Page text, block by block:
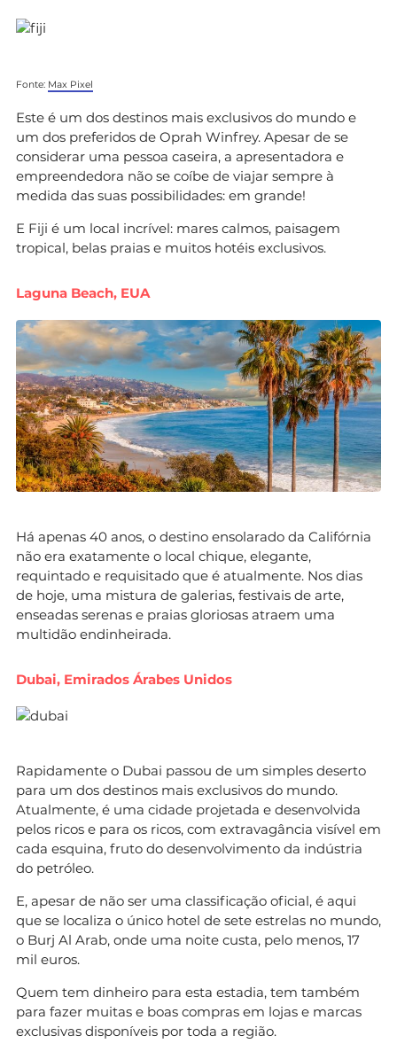
Fonte: Max Pixel
Este é um dos destinos mais exclusivos do mundo e
um dos preferidos de Oprah Winfrey. Apesar de se
considerar uma pessoa caseira, a apresentadora e
empreendedora não se coíbe de viajar sempre à
medida das suas possibilidades: em grande!
E Fiji é um local incrível: mares calmos, paisagem
tropical, belas praias e muitos hotéis exclusivos.
Laguna Beach, EUA
Há apenas 40 anos, o destino ensolarado da Califórnia
não era exatamente o local chique, elegante,
requintado e requisitado que é atualmente. Nos dias
de hoje, uma mistura de galerias, festivais de arte,
enseadas serenas e praias gloriosas atraem uma
multidão endinheirada.
Dubai, Emirados Árabes Unidos
Rapidamente o Dubai passou de um simples deserto
para um dos destinos mais exclusivos do mundo.
Atualmente, é uma cidade projetada e desenvolvida
pelos ricos e para os ricos, com extravagância visível em
cada esquina, fruto do desenvolvimento da indústria
do petróleo.
E, apesar de não ser uma classificação oficial, é aqui
que se localiza o único hotel de sete estrelas no mundo,
o Burj Al Arab, onde uma noite custa, pelo menos, 17
mil euros.
Quem tem dinheiro para esta estadia, tem também
para fazer muitas e boas compras em lojas e marcas
exclusivas disponíveis por toda a região.